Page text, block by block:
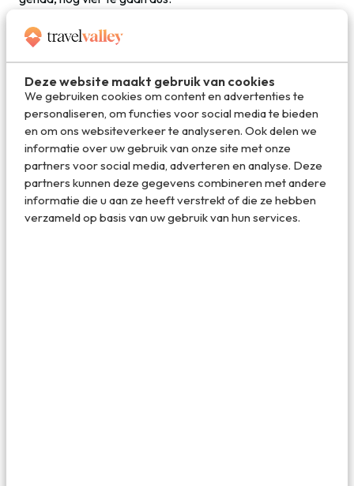
Deze website maakt gebruik van cookies
We gebruiken cookies om content en advertenties te
personaliseren, om functies voor social media te bieden
en om ons websiteverkeer te analyseren. Ook delen we
informatie over uw gebruik van onze site met onze
partners voor social media, adverteren en analyse. Deze
partners kunnen deze gegevens combineren met andere
informatie die u aan ze heeft verstrekt of die ze hebben
verzameld op basis van uw gebruik van hun services.
De 5-Seenweg is ongeveer 10 kilometer lang waarbij je de
meeste kilometers omlaag aflegt. Uiteindelijk zou je
helemaal terug naar het dorp kunnen afdalen, maar je
kunt ook altijd nog het laatste deel met de lift terug gaan.
Het is een prachtige route langs bergmeren met soms
smaragdgroen water. Mocht je nog steeds geen genoeg
hebben van de Matterhorn dan kun je onderweg
regelmatig genieten van uitzicht op die iconische bergtop.
Dat verveelt geen seconde.